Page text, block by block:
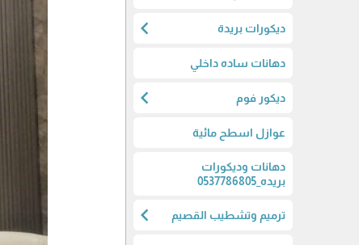
ديكورات بريدة chevron_left
دهانات ساده داخلي
ديكور فوم chevron_left
عوازل اسطح مائية
دهانات وديكورات
بريده_0537786805
ترميم وتشطيب القصيم chevron_left